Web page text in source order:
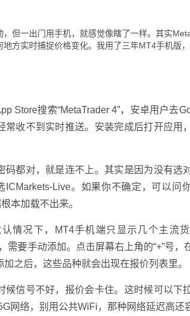
但一出门用手机，就感觉像瞎了一样。其实
方实时捕捉价格变化。我用了三年MT4手机版，
Store搜索“MetaTrader 4”，安卓用户去
收不到实时推送。安装完成后打开应用
都对，就是连不上。其实是因为没有选
Live。如果你不确定，可以问
本加载不出来。
情况下，MT4手机端只显示几个主流
要手动添加。点击屏幕右上角的“+”号，
之后，这些品种就会出现在报价列表里。
信号不好，报价会卡住。这时候可以下
网络，别用公共WiFi，那种网络延迟高还